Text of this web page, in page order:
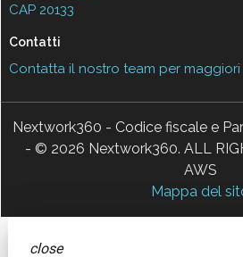
CAP 20133
Contatti
Contatta il nostro team per
Nextwork360 - Codice fiscale e
- © 2026 Nextwork360. ALL
AWS
Mappa del
close